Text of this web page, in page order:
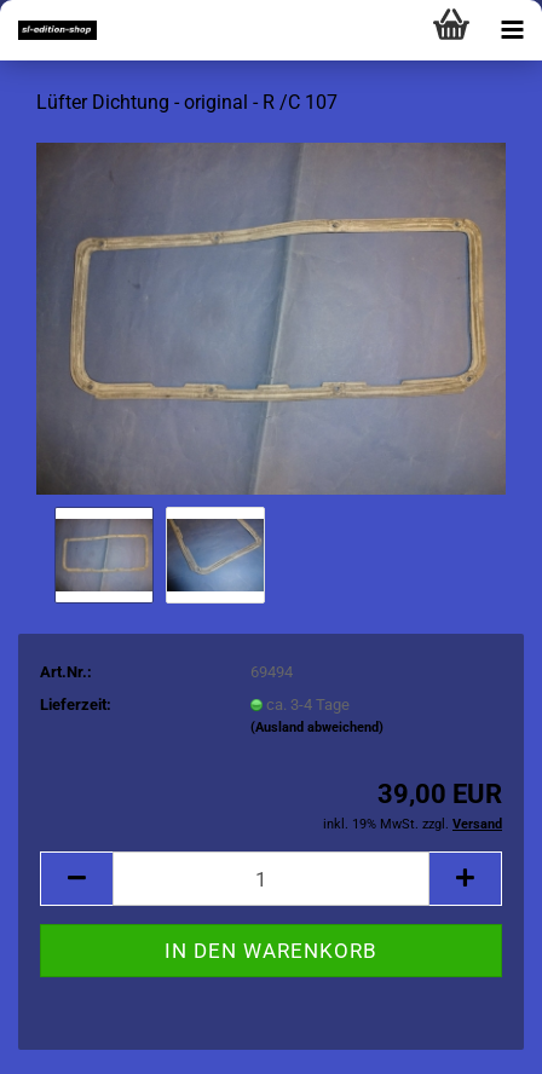
Lüfter Dichtung - original - R /C 107
Art.Nr.:
69494
Lieferzeit:
ca. 3-4 Tage
(Ausland abweichend)
39,00 EUR
inkl. 19% MwSt. zzgl. Versand